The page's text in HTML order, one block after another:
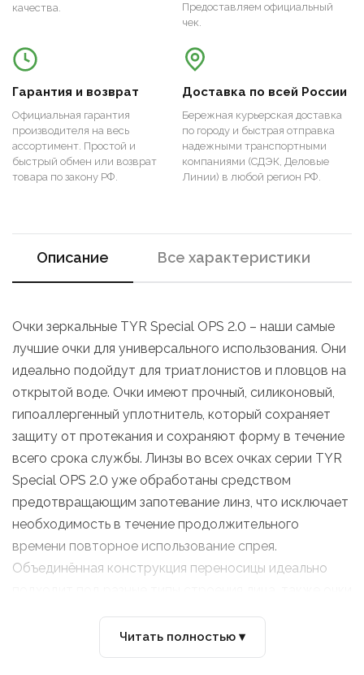
качества.
Предоставляем официальный
чек.
Гарантия и возврат
Официальная гарантия
производителя на весь
ассортимент. Простой и
быстрый обмен или возврат
товара по закону РФ.
Доставка по всей России
Бережная курьерская доставка
по городу и быстрая отправка
надежными транспортными
компаниями (СДЭК, Деловые
Линии) в любой регион РФ.
Описание Все характеристики
Очки зеркальные TYR Special OPS 2.0 – наши самые
лучшие очки для универсального использования. Они
идеально подойдут для триатлонистов и пловцов на
открытой воде. Очки имеют прочный, силиконовый,
гипоаллергенный уплотнитель, который сохраняет
защиту от протекания и сохраняют форму в течение
всего срока службы. Линзы во всех очках серии TYR
Special OPS 2.0 уже обработаны средством
предотвращающим запотевание линз, что исключает
необходимость в течение продолжительного
времени повторное использование спрея.
Объединённая конструкция переносицы идеально
оптимального видения в воде.
Читать полностью ▾